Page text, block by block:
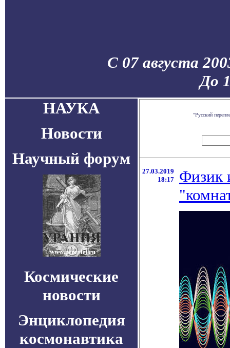
С 07 августа
До
НАУКА
Новости
Научный форум
Космические
новости
Энциклопедия
космонавтика
"Русский
27.03.2019
18:17
Физик